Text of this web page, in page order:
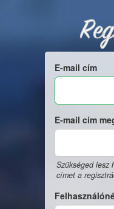
E-mail cím
E-mail cím
Szükséged lesz
címet a